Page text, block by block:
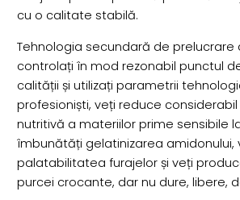
cu o calitate stabilă.
Tehnologia secundară de
controlați în mod rezonabil punctul
calității și utilizați parametrii
profesioniști, veți reduce
nutritivă a materiilor prime sensibile
îmbunătăți gelatinizarea amidonului,
palatabilitatea furajelor și veți
purcei crocante, dar nu dure, libere,